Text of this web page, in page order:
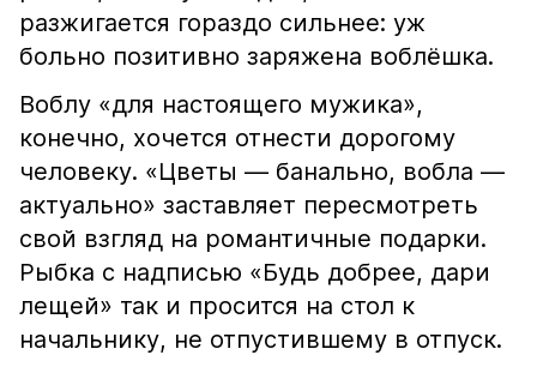
разжигается гораздо сильнее: уж
больно позитивно заряжена воблёшка.
Воблу «для настоящего мужика»,
конечно, хочется отнести дорогому
человеку. «Цветы — банально, вобла —
актуально» заставляет пересмотреть
свой взгляд на романтичные подарки.
Рыбка с надписью «Будь добрее, дари
лещей» так и просится на стол к
начальнику, не отпустившему в отпуск.